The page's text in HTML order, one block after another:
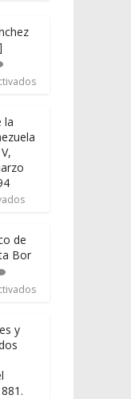
la
de
Bor
y